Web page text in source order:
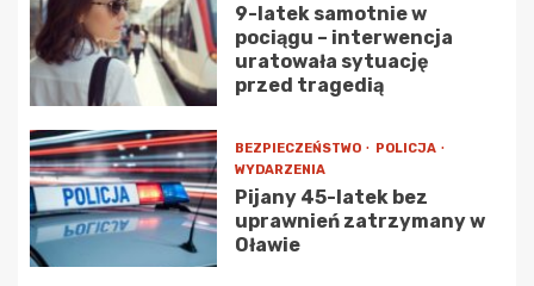
9-latek samotnie w
pociągu – interwencja
uratowała sytuację
przed tragedią
BEZPIECZEŃSTWO
POLICJA
WYDARZENIA
Pijany 45-latek bez
uprawnień zatrzymany w
Oławie